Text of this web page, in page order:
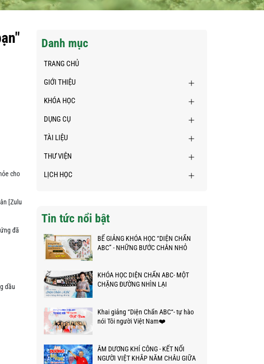
cho
[Zulu
đã
dầu
Danh mục
TRANG CHỦ
GIỚI THIỆU
KHÓA HỌC
DỤNG CỤ
TÀI LIỆU
THƯ VIỆN
LỊCH HỌC
Tin tức nổi bật
BẾ GIẢNG KHÓA HỌC “DIỆN CHẨN
ABC” - NHỮNG BƯỚC CHÂN NHỎ
KHÓA HỌC DIỆN CHẨN ABC- MỘT
CHẶNG ĐƯỜNG NHÌN LẠI
Khai giảng “Diện Chẩn ABC“- tự hào
nói Tôi người Việt Nam❤️
ÂM DƯƠNG KHÍ CÔNG - KẾT NỐI
NGƯỜI VIỆT KHẮP NĂM CHÂU GIỮA